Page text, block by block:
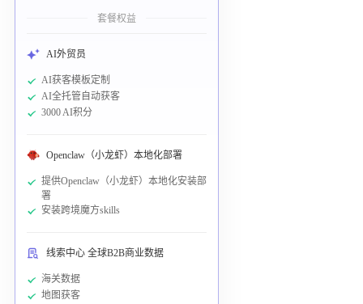
套餐权益
AI外贸员
AI获客模板定制
AI全托管自动获客
3000 AI积分
Openclaw（小龙虾）本地化部署
提供Openclaw（小龙虾）本地化安装部
署
安装跨境魔方skills
线索中心 全球B2B商业数据
海关数据
地图获客